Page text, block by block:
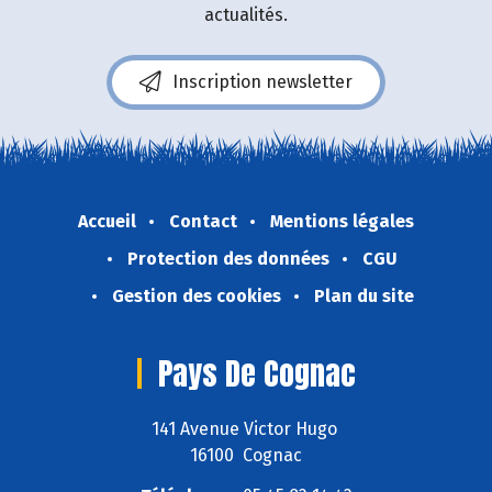
actualités.
Inscription newsletter
Accueil Contact
Mentions légales
Protection des données
CGU
Gestion des cookies
Plan du site
Pays De Cognac
141 Avenue Victor Hugo
16100 Cognac